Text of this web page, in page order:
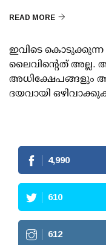
READ MORE
ഇവിടെ
ലൈവിന്റെത് അല്ല.
അധിക്ഷേപങ്ങളും
ദയവായി
4,990
610
612